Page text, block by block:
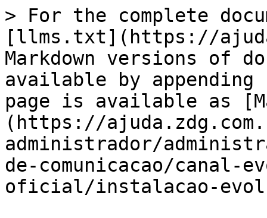
> For the complete
[llms.txt](https://
Markdown versions of
available by
page is available as
(https://
administrador/
de-comunicacao/canal-
oficial/instalacao-